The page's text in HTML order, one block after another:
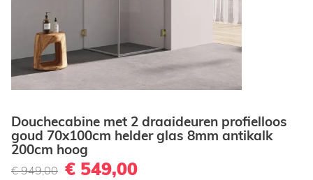
Douchecabine met 2 draaideuren profielloos
goud 70x100cm helder glas 8mm antikalk
200cm hoog
€ 949,00 € 549,00